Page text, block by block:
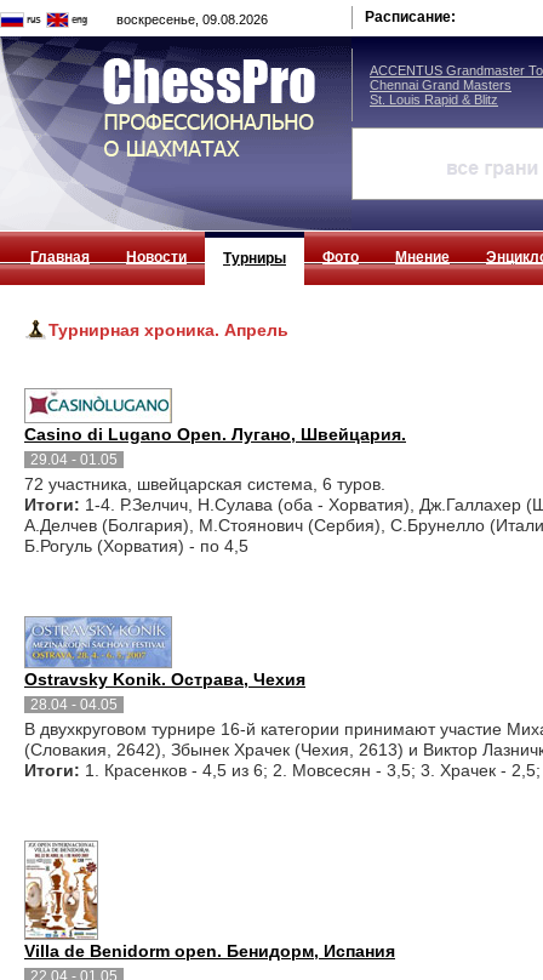
воскресенье, 09.08.2026 Расписание:
ACCENTUS Grandmaster
Chennai Grand Masters
St. Louis Rapid & Blitz
Главная Новости Турниры Фото Мнение
Турнирная хроника. Апрель
Casinо di Lugano Open. Лугано, Швейцария.
29.04 - 01.05
72 участника, швейцарская система, 6 туров.
Итоги: 1-4. Р.Зелчич, Н.Сулава (оба - Хорватия), Дж.Галлахер
А.Делчев (Болгария), М.Стоянович (Сербия), С.Брунелло
Б.Рогуль (Хорватия) - по 4,5
Ostravsky Konik. Острава, Чехия
28.04 - 04.05
В двухкруговом турнире 16-й категории принимают участие
(Словакия, 2642), Збынек Храчек (Чехия, 2613) и Виктор
Итоги: 1. Красенков - 4,5 из 6; 2. Мовсесян - 3,5; 3. Храчек -
Villa de Benidorm open. Бенидорм, Испания
22.04 - 01.05